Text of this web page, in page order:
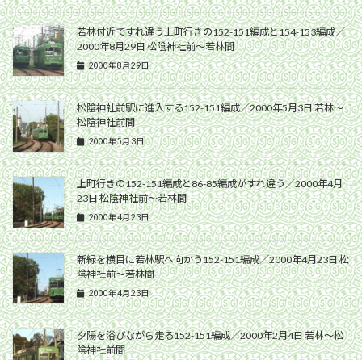
若林付近ですれ違う上町行きの152-151編成と154-153編成／
2000年8月29日 松陰神社前〜若林間
2000年8月29日
松陰神社前駅に進入する152-151編成／2000年5月3日 若林〜
松陰神社前間
2000年5月3日
上町行きの152-151編成と86-85編成がすれ違う／2000年4月
23日 松陰神社前〜若林間
2000年4月23日
新緑を横目に若林駅へ向かう152-151編成／2000年4月23日 松
陰神社前〜若林間
2000年4月23日
夕陽を浴びながら走る152-151編成／2000年2月4日 若林〜松
陰神社前間